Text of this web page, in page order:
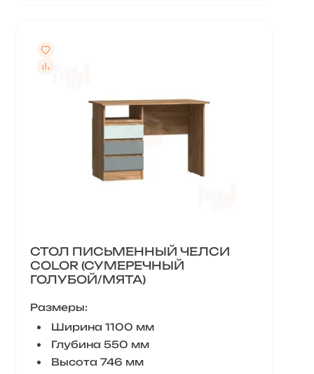
СТОЛ ПИСЬМЕННЫЙ ЧЕЛСИ
COLOR (СУМЕРЕЧНЫЙ
ГОЛУБОЙ/МЯТА)
Размеры:
Ширина 1100 мм
Глубина 550 мм
Высота 746 мм